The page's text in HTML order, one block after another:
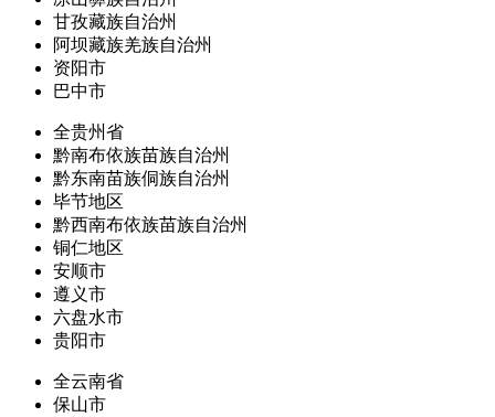
甘孜藏族自治州
阿坝藏族羌族自治州
资阳市
巴中市
全贵州省
黔南布依族苗族自治州
黔东南苗族侗族自治州
毕节地区
黔西南布依族苗族自治州
铜仁地区
安顺市
遵义市
六盘水市
贵阳市
全云南省
保山市